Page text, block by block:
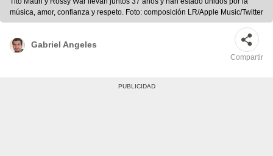
música, amor, confianza y respeto. Foto: composición LR/Apple Music/Twitter
Gabriel Angeles
Compartir